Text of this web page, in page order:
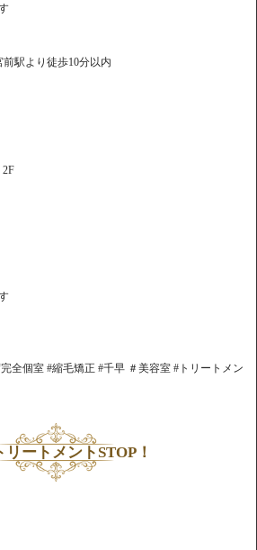
駅より徒歩10分以内
2F
全個室 #縮毛矯正 #千早 ＃美容室 #トリートメン
リートメントSTOP！